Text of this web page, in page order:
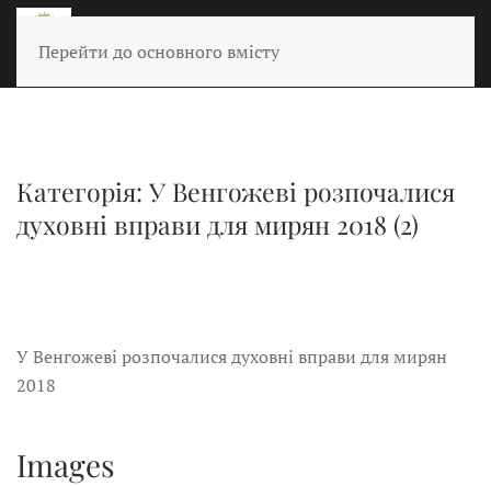
Перейти до основного вмісту
Категорія: У Венгожеві розпочалися
духовні вправи для мирян 2018 (2)
У Венгожеві розпочалися духовні вправи для мирян
2018
Images